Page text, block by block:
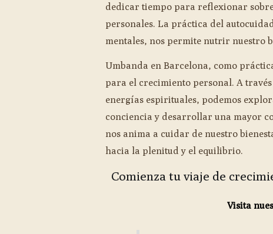
dedicar tiempo para reflexionar
personales. La práctica del
mentales, nos permite nutrir nuestro
Umbanda en Barcelona, como
para el crecimiento personal. A
energías espirituales, podemos
conciencia y desarrollar una mayor
nos anima a cuidar de nuestro
hacia la plenitud y el equilibrio.
Comienza tu viaje de
Visita